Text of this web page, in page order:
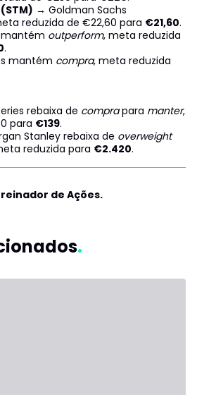
→ Goldman Sachs
reduzida de €22,60 para €21,60.
outperform, meta reduzida
.
mantém compra, meta reduzida
rebaixa de comprapara manter,
para €139.
Stanley rebaixa de overweight
reduzida para €2.420.
de Ações.